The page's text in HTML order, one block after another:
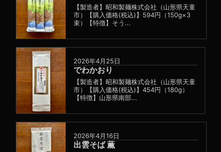
【製造者】昭和製麺株式会社（山形県天童
市）【購入価格(税込)】594円（150g×3
束）【特徴】そう...
2026年4月25日
でわかおり
【製造者】昭和製麺株式会社（山形県天童
市）【購入価格(税込)】454円（180g）
【特徴】山形県南部...
2026年4月16日
出雲そば 薫